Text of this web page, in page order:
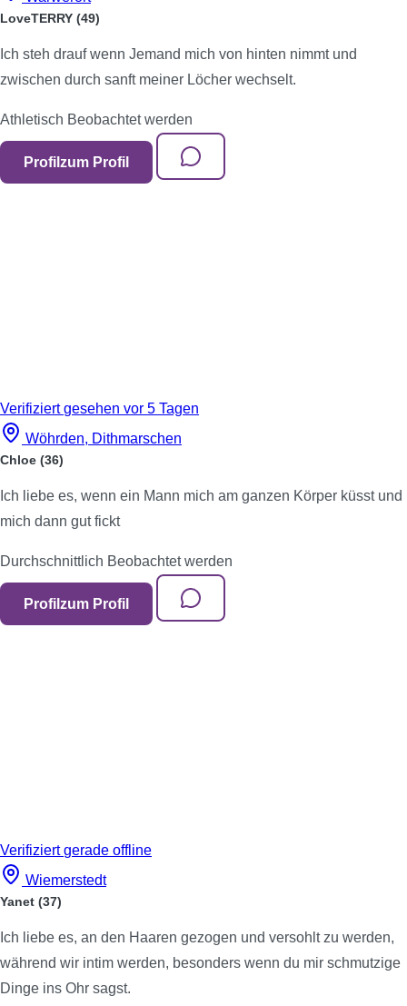
LoveTERRY (49)
Ich steh drauf wenn Jemand mich von hinten nimmt und
zwischen durch sanft meiner Löcher wechselt.
Athletisch Beobachtet werden
Profil zum Profil
Verifiziertgesehen vor 5 Tagen
Wöhrden, Dithmarschen
Chloe (36)
Ich liebe es, wenn ein Mann mich am ganzen Körper küsst und
mich dann gut fickt
Durchschnittlich Beobachtet werden
Profil zum Profil
Verifiziertgerade offline
Wiemerstedt
Yanet (37)
Ich liebe es, an den Haaren gezogen und versohlt zu werden,
während wir intim werden, besonders wenn du mir schmutzige
Dinge ins Ohr sagst.